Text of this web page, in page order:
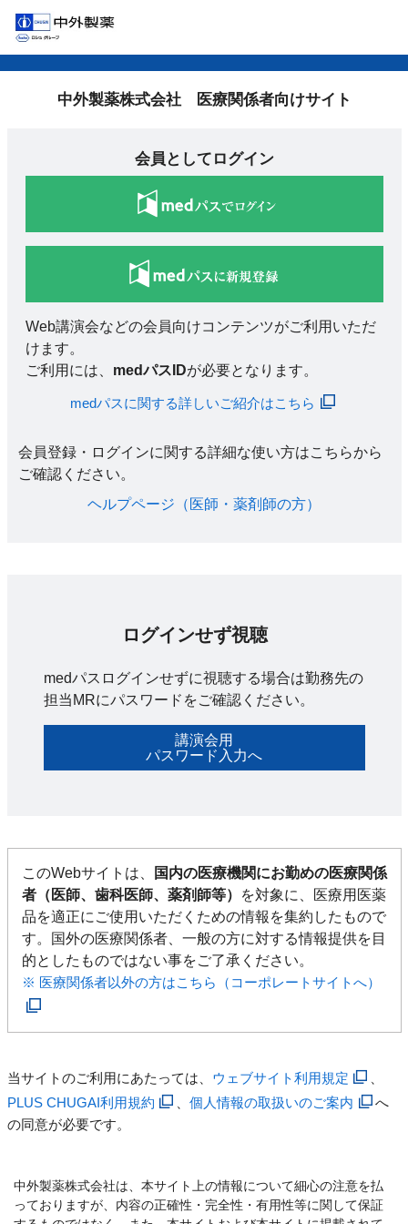
中外製薬株式会社 医療関係者向けサイト
会員としてログイン
Web講演会などの会員向けコンテンツがご利用いただ
けます。
ご利用には、 medパスIDが必要となります。
medパスに関する詳しいご紹介はこちら
会員登録・ログインに関する詳細な使い方はこちらから
ご確認ください。​
ヘルプページ（医師・薬剤師の方）​
ログインせず視聴
medパスログインせずに視聴する場合は勤務先の
担当MRにパスワードをご確認ください。
講演会用
パスワード入力へ
このWebサイトは、
国内の医療機関にお勤めの医療関係
者（医師、歯科医師、薬剤師等）
を対象に、医療用医薬
品を適正にご使用いただくための情報を集約したもので
す。国外の医療関係者、一般の方に対する情報提供を目
的としたものではない事をご了承ください。
※ 医療関係者以外の方はこちら（コーポレートサイトへ）
当サイトのご利用にあたっては、 ウェブサイト利用規定
PLUS CHUGAI利用規約
、個人情報の取扱いのご案内
へ
の同意が必要です。
中外製薬株式会社は、本サイト上の情報について細心の注意を払
っておりますが、内容の正確性・完全性・有用性等に関して保証